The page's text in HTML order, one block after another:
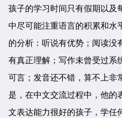
孩子的学习时间只有假期以及
中尽可能注重语言的积累和水
的分析：听说有优势；阅读
有真正理解；写作未曾受过系
可言；发音还不错，算不上非
是，在中文交流过程中，他的
文表达能力很好的孩子，学任